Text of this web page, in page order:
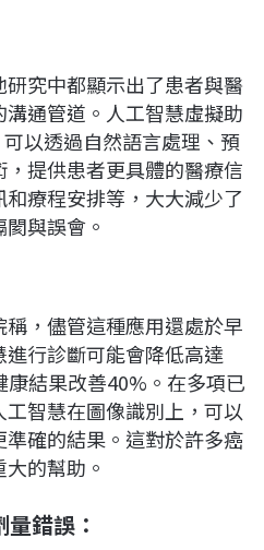
究中都顯示出了患者與醫
通管道。人工智慧虛擬助
以透過自然語言處理、預
提供患者更具體的醫療信
療程安排等，大大減少了
與誤會。
，儘管這種應用還處於早
行診斷可能會降低高達
結果改善40%。在多項已
智慧在圖像識別上，可以
確的結果。這對於許多癌
的幫助。
錯誤：